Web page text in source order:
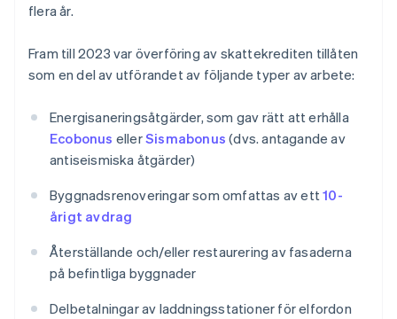
flera år.
Fram till 2023 var överföring av skattekrediten tillåten
som en del av utförandet av följande typer av arbete:
Energisaneringsåtgärder, som gav rätt att erhålla
Ecobonus ellerSismabonus (dvs. antagande av
antiseismiska åtgärder)
Byggnadsrenoveringar som omfattas av ett10-
årigt avdrag
Återställande och/eller restaurering av fasaderna
på befintliga byggnader
Delbetalningar av laddningsstationer för elfordon